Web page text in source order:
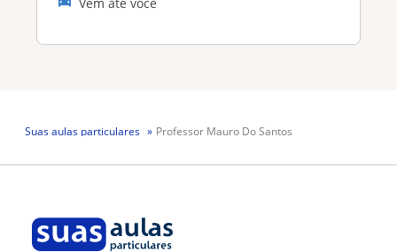
Vem até você
Suas aulas particulares Professor Mauro Do Santos